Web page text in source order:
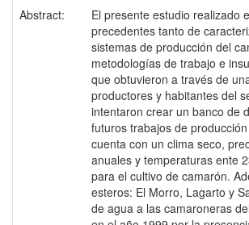
Abstract:
El presente estudio realizado
precedentes tanto de
sistemas de producción del
metodologías de trabajo e
que obtuvieron a través de
productores y habitantes del
intentaron crear un banco de
futuros trabajos de
cuenta con un clima seco,
anuales y temperaturas ente
para el cultivo de camarón.
esteros: El Morro, Lagarto y
de agua a las camaroneras